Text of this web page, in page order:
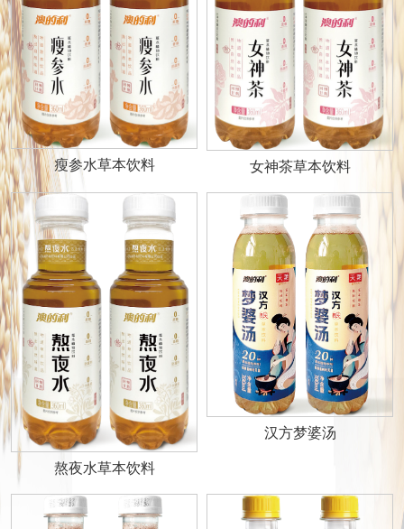
瘦参水草本饮料 女神茶草本饮料
熬夜水草本饮料
汉方梦婆汤